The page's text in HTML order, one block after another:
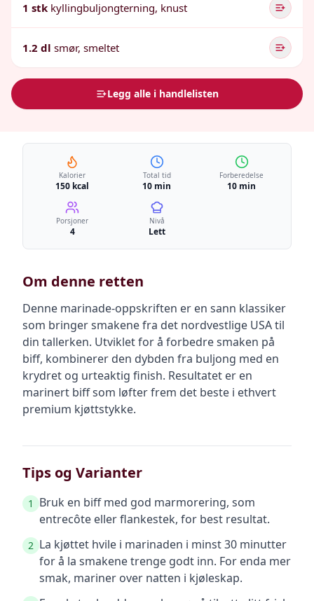
1 stk kyllingbuljongterning, knust
1.2 dl smør, smeltet
Legg alle i handlelisten
Kalorier
150 kcal
Total tid
10 min
Forberedelse
10 min
Porsjoner
4
Nivå
Lett
Om denne retten
Denne marinade-oppskriften er en sann klassiker
som bringer smakene fra det nordvestlige USA til
din tallerken. Utviklet for å forbedre smaken på
biff, kombinerer den dybden fra buljong med en
krydret og urteaktig finish. Resultatet er en
marinert biff som løfter frem det beste i ethvert
premium kjøttstykke.
Tips og Varianter
1
Bruk en biff med god marmorering, som
entrecôte eller flankestek, for best resultat.
2 La kjøttet hvile i marinaden i minst 30 minutter
for å la smakene trenge godt inn. For enda mer
smak, mariner over natten i kjøleskap.